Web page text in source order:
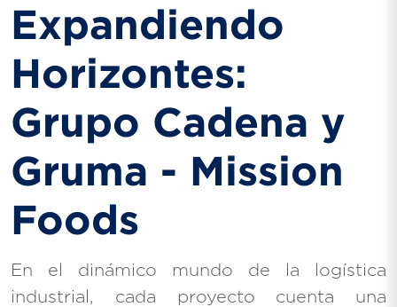
Expandiendo
Horizontes:
Grupo Cadena y
Gruma - Mission
Foods
En el dinámico mundo de la logística
industrial, cada proyecto cuenta una